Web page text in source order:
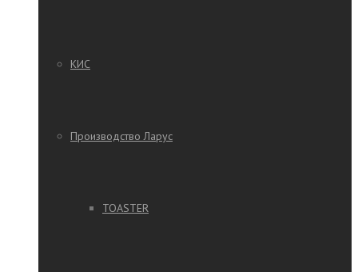
КИС
Производство Ларус
TOASTER